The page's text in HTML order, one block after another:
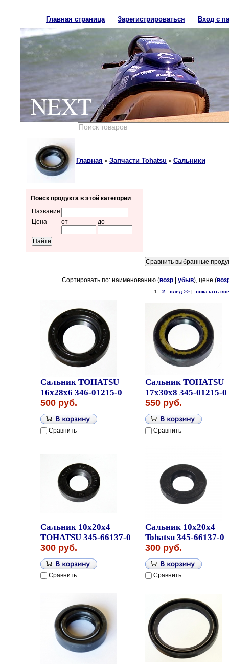
Главная страница Зарегистрироваться Вход с
NEXT
Главная » Запчасти Tohatsu » Сальники
Поиск продукта в этой категории
Название
Цена
от до
Сортировать по: наименованию (возр| убыв), цене (
1 2 след >>| показать все
Сальник TOHATSU
16x28x6 346-01215-0
500 руб.
Сравнить
Сальник TOHATSU
17x30x8 345-01215-0
550 руб.
Сравнить
Сальник 10x20x4
TOHATSU 345-66137-0
300 руб.
Сравнить
Сальник 10x20x4
Tohatsu 345-66137-0
300 руб.
Сравнить